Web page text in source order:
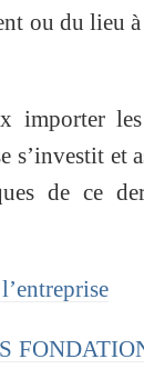
ou du lieu
importer
s’investit et
de ce